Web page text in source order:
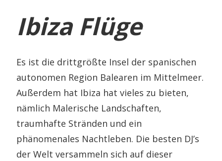
Ibiza Flüge
Es ist die drittgrößte Insel der spanischen
autonomen Region Balearen im Mittelmeer.
Außerdem hat Ibiza hat vieles zu bieten,
nämlich Malerische Landschaften,
traumhafte Stränden und ein
phänomenales Nachtleben. Die besten DJ’s
der Welt versammeln sich auf dieser